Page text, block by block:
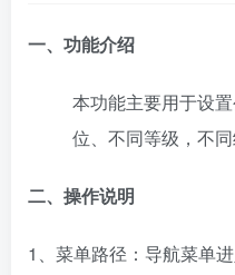
一、功能介绍
本功能主要用于设
位、不同等级，不同
二、操作说明
1、菜单路径：导航菜单